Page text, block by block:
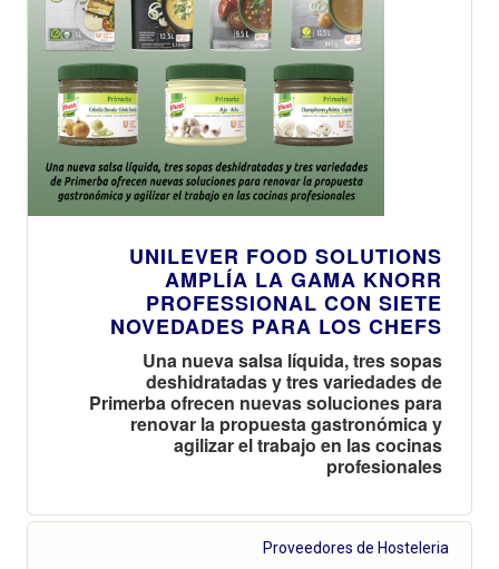
UNILEVER FOOD SOLUTIONS
AMPLÍA LA GAMA KNORR
PROFESSIONAL CON SIETE
NOVEDADES PARA LOS CHEFS
Una nueva salsa líquida, tres sopas
deshidratadas y tres variedades de
Primerba ofrecen nuevas soluciones para
renovar la propuesta gastronómica y
agilizar el trabajo en las cocinas
profesionales
Proveedores de Hosteleria